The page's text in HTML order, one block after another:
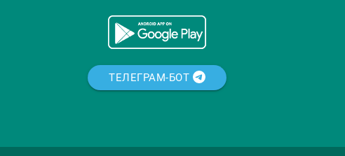
ТЕЛЕГРАМ-БОТ